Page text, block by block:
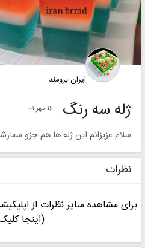
ایران برومند
ژله سه رنگ ۱۶ مهر ۰۱
سلام عزیزانم این ژله ها هم جزو
نظرات
برای مشاهده سایر نظرات از
(اینجا